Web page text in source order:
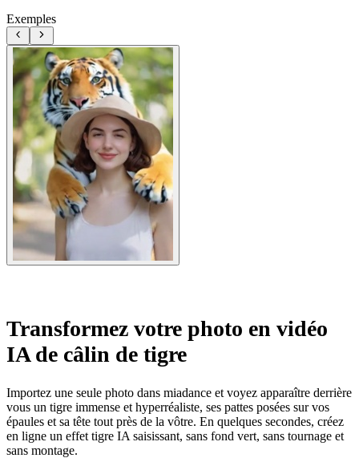
Exemples
Transformez votre photo en vidéo
IA de câlin de tigre
Importez une seule photo dans miadance et voyez apparaître derrière
vous un tigre immense et hyperréaliste, ses pattes posées sur vos
épaules et sa tête tout près de la vôtre. En quelques secondes, créez
en ligne un effet tigre IA saisissant, sans fond vert, sans tournage et
sans montage.